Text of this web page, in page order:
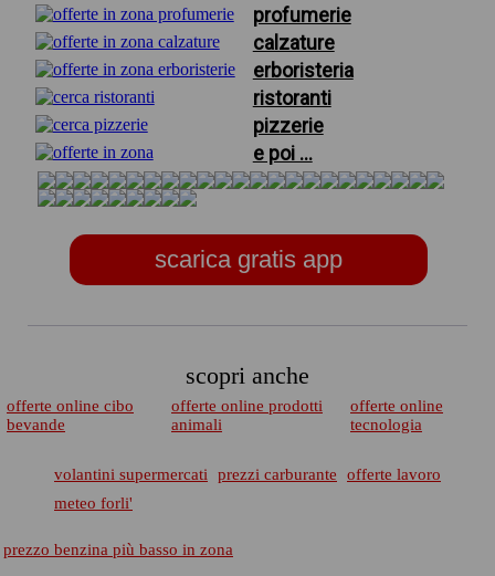
profumerie
calzature
erboristeria
ristoranti
pizzerie
e poi ...
scarica gratis app
scopri anche
offerte online cibo
bevande
offerte online prodotti
animali
offerte online
tecnologia
volantini supermercati prezzi carburante
offerte lavoro
meteo forli'
prezzo benzina più basso in zona